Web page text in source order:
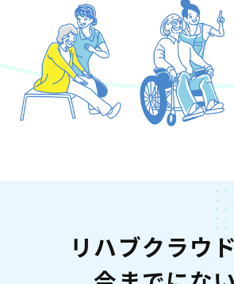
リハブクラウ